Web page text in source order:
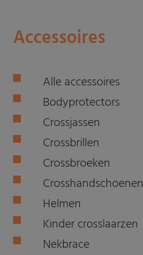
Accessoires
Alle accessoires
Bodyprotectors
Crossjassen
Crossbrillen
Crossbroeken
Crosshandschoenen
Helmen
Kinder crosslaarzen
Nekbrace